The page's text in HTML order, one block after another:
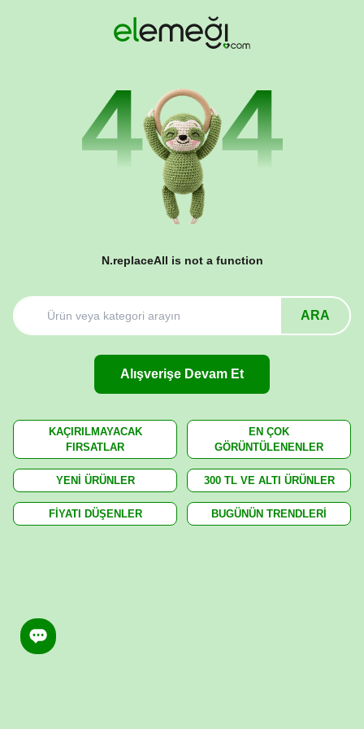
N.replaceAll is not a function
ARA
Alışverişe Devam Et
KAÇIRILMAYACAK
FIRSATLAR
EN ÇOK
GÖRÜNTÜLENENLER
YENİ ÜRÜNLER 300 TL VE ALTI ÜRÜNLER
FİYATI DÜŞENLER BUGÜNÜN TRENDLERİ